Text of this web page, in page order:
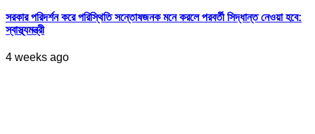
সরকার পরিদর্শন করে পরিস্থিতি সন্তোষজনক মনে করলে পরবর্তী সিদ্ধান্ত নেওয়া হবে:
স্বাস্থ্যমন্ত্রী
4 weeks ago